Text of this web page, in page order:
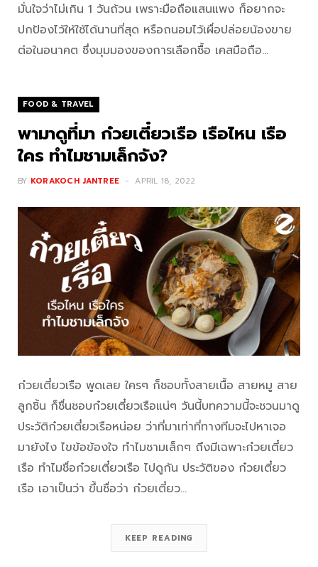
มั่นใจว่าไม่เกิน 1 วันถ้วน เพราะมือถือแสนแพง ก็อยากจะ
ปกป้องไว้ให้ใช้ได้นานที่สุด หรือถนอมไว้เผื่อปล่อยน้องขาย
ต่อในอนาคต ซึ่งมุมมองของการเลือกซื้อ เคสมือถือ…
FOOD & TRAVEL
พามาดูที่มา ก๋วยเตี๋ยวเรือ เรือไหน เรือ
ใคร ทำไมชามเล็กจัง?
BY KORAKOCH JANTREE APRIL 18, 2022
ก๋วยเตี๋ยวเรือ พูดเลย ใครๆ ก็ชอบทั้งสายเนื้อ สายหมู สาย
ลูกชิ้น ก็ชื่นชอบก๋วยเตี๋ยวเรือแน่ๆ วันนี้บทความนี้จะชวนมาดู
ประวัติก๋วยเตี๋ยวเรือหน่อย ว่าที่มาเท่าที่ทางทีมจะไปหาเจอ
มายังไง ไขข้อข้องใจ ทำไมชามเล็กๆ ถึงมีเฉพาะก๋วยเตี๋ยว
เรือ ทำไมชื่อก๋วยเตี๋ยวเรือ ไปดูกัน ประวัติของ ก๋วยเตี๋ยว
เรือ เอาเป็นว่า ขึ้นชื่อว่า ก๋วยเตี๋ยว…
KEEP READING